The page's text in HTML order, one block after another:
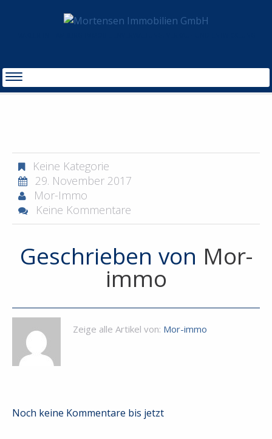
Keine Kategorie
29. November 2017
Mor-Immo
Keine Kommentare
Geschrieben von Mor-
immo
Zeige alle Artikel von: Mor-immo
Noch keine Kommentare bis jetzt